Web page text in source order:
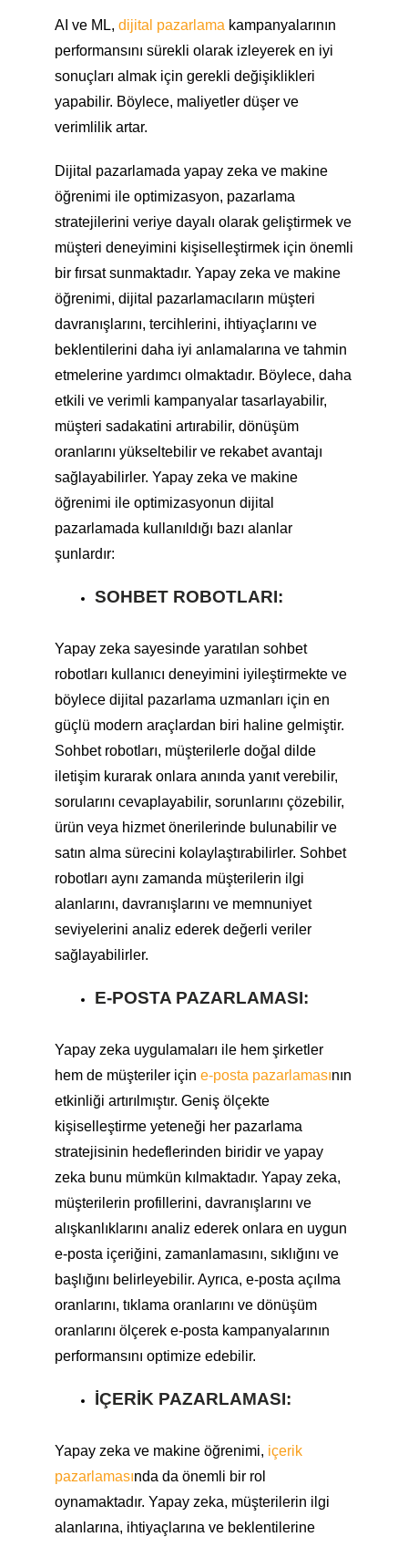
AI ve ML, dijital pazarlama kampanyalarının
performansını sürekli olarak izleyerek en iyi
sonuçları almak için gerekli değişiklikleri
yapabilir. Böylece, maliyetler düşer ve
verimlilik artar.
Dijital pazarlamada yapay zeka ve makine
öğrenimi ile optimizasyon, pazarlama
stratejilerini veriye dayalı olarak geliştirmek ve
müşteri deneyimini kişiselleştirmek için önemli
bir fırsat sunmaktadır. Yapay zeka ve makine
öğrenimi, dijital pazarlamacıların müşteri
davranışlarını, tercihlerini, ihtiyaçlarını ve
beklentilerini daha iyi anlamalarına ve tahmin
etmelerine yardımcı olmaktadır. Böylece, daha
etkili ve verimli kampanyalar tasarlayabilir,
müşteri sadakatini artırabilir, dönüşüm
oranlarını yükseltebilir ve rekabet avantajı
sağlayabilirler. Yapay zeka ve makine
öğrenimi ile optimizasyonun dijital
pazarlamada kullanıldığı bazı alanlar
şunlardır:
SOHBET ROBOTLARI:
Yapay zeka sayesinde yaratılan sohbet
robotları kullanıcı deneyimini iyileştirmekte ve
böylece dijital pazarlama uzmanları için en
güçlü modern araçlardan biri haline gelmiştir.
Sohbet robotları, müşterilerle doğal dilde
iletişim kurarak onlara anında yanıt verebilir,
sorularını cevaplayabilir, sorunlarını çözebilir,
ürün veya hizmet önerilerinde bulunabilir ve
satın alma sürecini kolaylaştırabilirler. Sohbet
robotları aynı zamanda müşterilerin ilgi
alanlarını, davranışlarını ve memnuniyet
seviyelerini analiz ederek değerli veriler
sağlayabilirler.
E-POSTA PAZARLAMASI:
Yapay zeka uygulamaları ile hem şirketler
hem de müşteriler için e-posta pazarlamasının
etkinliği artırılmıştır. Geniş ölçekte
kişiselleştirme yeteneği her pazarlama
stratejisinin hedeflerinden biridir ve yapay
zeka bunu mümkün kılmaktadır. Yapay zeka,
müşterilerin profillerini, davranışlarını ve
alışkanlıklarını analiz ederek onlara en uygun
e-posta içeriğini, zamanlamasını, sıklığını ve
başlığını belirleyebilir. Ayrıca, e-posta açılma
oranlarını, tıklama oranlarını ve dönüşüm
oranlarını ölçerek e-posta kampanyalarının
performansını optimize edebilir.
İÇERIK PAZARLAMASI:
Yapay zeka ve makine öğrenimi, içerik
pazarlamasında da önemli bir rol
oynamaktadır. Yapay zeka, müşterilerin ilgi
alanlarına, ihtiyaçlarına ve beklentilerine